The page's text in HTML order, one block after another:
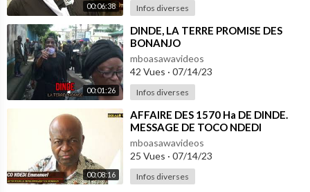
00:06:38 Infos diverses
00:01:26
⁣DINDE, LA TERRE PROMISE DES
BONANJO
mboasawavideos
42 Vues · 07/14/23
Infos diverses
00:08:16
⁣AFFAIRE DES 1570 Ha DE DINDE.
MESSAGE DE TOCO NDEDI
Emmanuel; MEMBRE DU
COLLECTIF
mboasawavideos
25 Vues · 07/14/23
Infos diverses